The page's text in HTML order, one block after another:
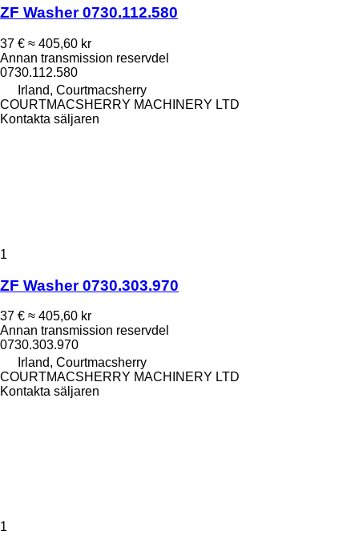
ZF Washer 0730.112.580
37 € ≈ 405,60 kr
Annan transmission reservdel
0730.112.580
Irland, Courtmacsherry
COURTMACSHERRY MACHINERY LTD
Kontakta säljaren
1
ZF Washer 0730.303.970
37 € ≈ 405,60 kr
Annan transmission reservdel
0730.303.970
Irland, Courtmacsherry
COURTMACSHERRY MACHINERY LTD
Kontakta säljaren
1